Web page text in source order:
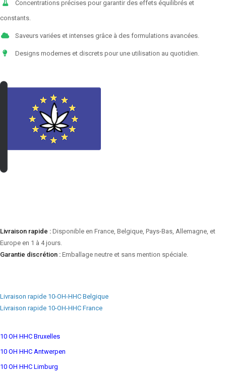
Concentrations précises pour garantir des effets équilibrés et
constants.
Saveurs variées et intenses grâce à des formulations avancées.
Designs modernes et discrets pour une utilisation au quotidien.
Livraison rapide : Disponible en France, Belgique, Pays-Bas, Allemagne, et
Europe en 1 à 4 jours.
Garantie discrétion : Emballage neutre et sans mention spéciale.
Livraison rapide 10-OH-HHC Belgique
Livraison rapide 10-OH-HHC France
10 OH HHC Bruxelles
10 OH HHC Antwerpen
10 OH HHC Limburg